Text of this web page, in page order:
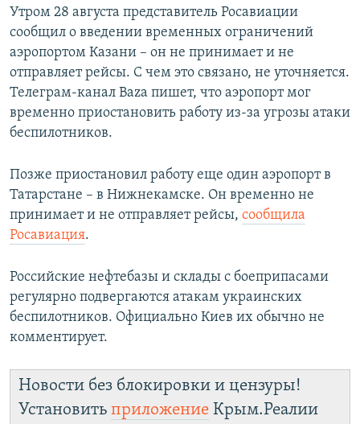
Утром 28 августа представитель Росавиации
сообщил о введении временных ограничений
аэропортом Казани – он не принимает и не
отправляет рейсы. С чем это связано, не уточняется.
Телеграм-канал Baza пишет, что аэропорт мог
временно приостановить работу из-за угрозы атаки
беспилотников.
Позже приостановил работу еще один аэропорт в
Татарстане – в Нижнекамске. Он временно не
принимает и не отправляет рейсы, сообщила
Росавиация.
Российские нефтебазы и склады с боеприпасами
регулярно подвергаются атакам украинских
беспилотников. Официально Киев их обычно не
комментирует.
Новости без блокировки и цензуры!
Установить приложение Крым.Реалии